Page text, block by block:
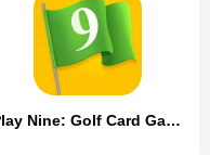
Play Nine: Golf Card Game